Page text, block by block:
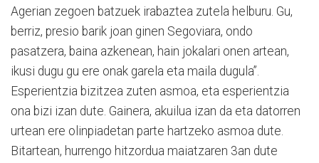
Agerian zegoen batzuek irabaztea zutela helburu. Gu,
berriz, presio barik joan ginen Segoviara, ondo
pasatzera, baina azkenean, hain jokalari onen artean,
ikusi dugu gu ere onak garela eta maila dugula”.
Esperientzia bizitzea zuten asmoa, eta esperientzia
ona bizi izan dute. Gainera, akuilua izan da eta datorren
urtean ere olinpiadetan parte hartzeko asmoa dute.
Bitartean, hurrengo hitzordua maiatzaren 3an dute